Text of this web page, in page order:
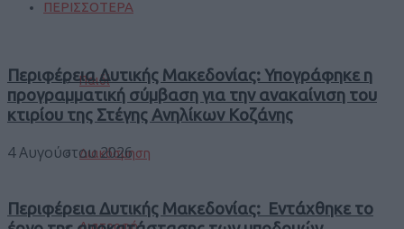
ΠΕΡΙΣΣΟΤΕΡΑ
Παιδί
Διακόσμηση
Περιφέρεια Δυτικής Μακεδονίας: Υπογράφηκε η
προγραμματική σύμβαση για την ανακαίνιση του
κτιρίου της Στέγης Ανηλίκων Κοζάνης
4 Αυγούστου 2026
Περιφέρεια Δυτικής Μακεδονίας: Εντάχθηκε το